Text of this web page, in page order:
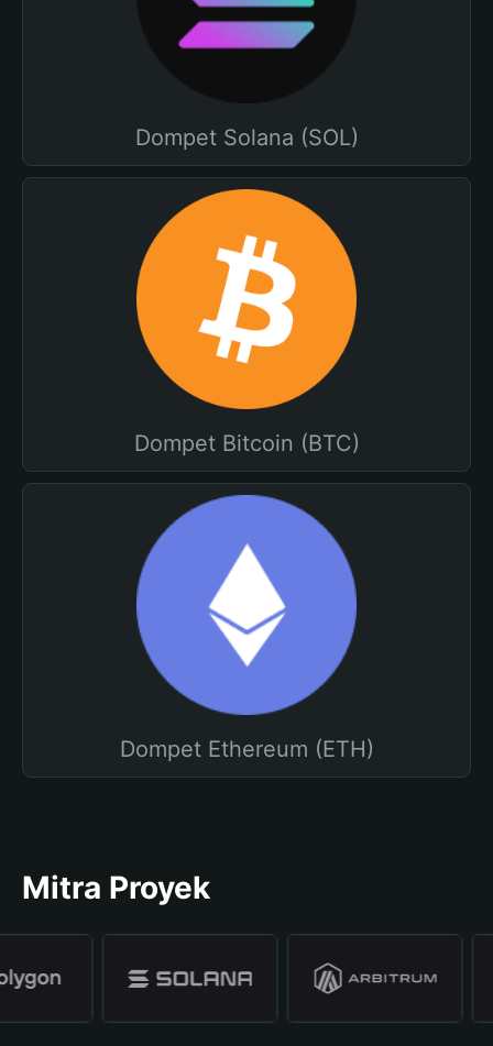
Dompet Solana (SOL)
Dompet Bitcoin (BTC)
Dompet Ethereum (ETH)
Mitra Proyek